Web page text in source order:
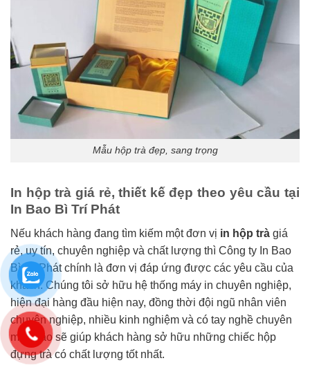
Mẫu hộp trà đẹp, sang trọng
In hộp trà giá rẻ, thiết kế đẹp theo yêu cầu tại
In Bao Bì Trí Phát
Nếu khách hàng đang tìm kiếm một đơn vị in hộp trà giá
rẻ, uy tín, chuyên nghiệp và chất lượng thì Công ty In Bao
Bì Trí Phát chính là đơn vị đáp ứng được các yêu cầu của
khách. Chúng tôi sở hữu hệ thống máy in chuyên nghiệp,
hiện đại hàng đầu hiện nay, đồng thời đội ngũ nhân viên
chuyên nghiệp, nhiều kinh nghiệm và có tay nghề chuyên
môn cao sẽ giúp khách hàng sở hữu những chiếc hộp
đựng trà có chất lượng tốt nhất.